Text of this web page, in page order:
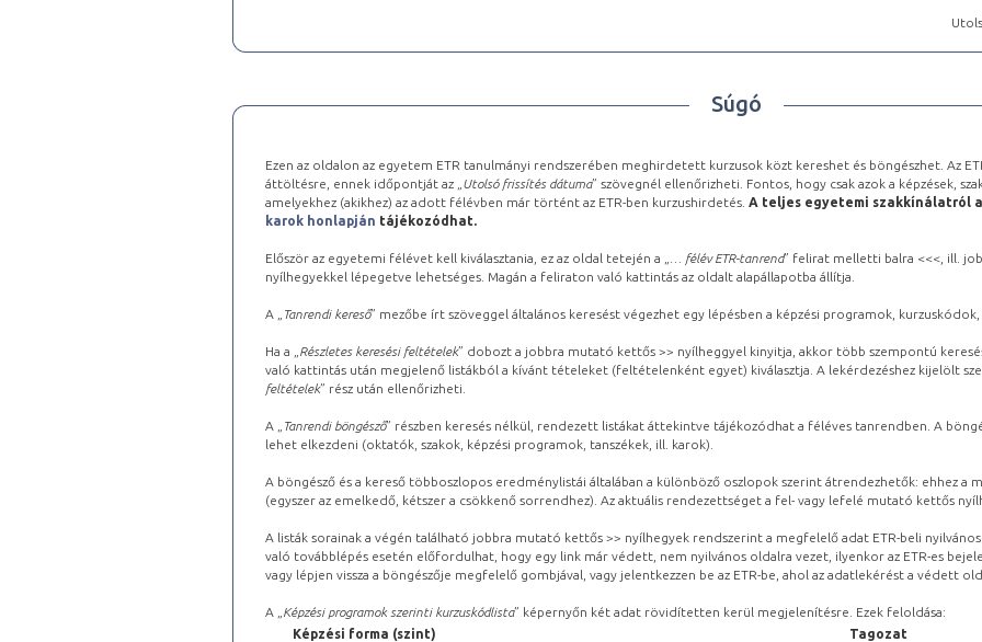
Súgó
Ezen az oldalon az egyetem ETR tanulmányi rendszerében meghirdetett kurzusok közt kereshet és böngészhet. Az
áttöltésre, ennek időpontját az „ Utolsó frissítés dátuma” szövegnél ellenőrizheti. Fontos, hogy csak azok a képzések,
amelyekhez (akikhez) az adott félévben már történt az ETR-ben kurzushirdetés. A teljes egyetemi szakkínálatról a
karok honlapján tájékozódhat.
Először az egyetemi félévet kell kiválasztania, ez az oldal tetején a „ … félév ETR-tanrend” felirat melletti balra <<<, ill.
nyílhegyekkel lépegetve lehetséges. Magán a feliraton való kattintás az oldalt alapállapotba állítja.
A „ Tanrendi kereső” mezőbe írt szöveggel általános keresést végezhet egy lépésben a képzési programok,
Ha a „ Részletes keresési feltételek” dobozt a jobbra mutató kettős >> nyílheggyel kinyitja, akkor több szempontú
való kattintás után megjelenő listákból a kívánt tételeket (feltételenként egyet) kiválasztja. A lekérdezéshez kijelölt
feltételek” rész után ellenőrizheti.
A „ Tanrendi böngésző” részben keresés nélkül, rendezett listákat áttekintve tájékozódhat a féléves tanrendben. A
lehet elkezdeni (oktatók, szakok, képzési programok, tanszékek, ill. karok).
A böngésző és a kereső többoszlopos eredménylistái általában a különböző oszlopok szerint átrendezhetők: ehhez a
(egyszer az emelkedő, kétszer a csökkenő sorrendhez). Az aktuális rendezettséget a fel- vagy lefelé mutató kettős
A listák sorainak a végén található jobbra mutató kettős >> nyílhegyek rendszerint a megfelelő adat ETR-beli
való továbblépés esetén előfordulhat, hogy egy link már védett, nem nyilvános oldalra vezet, ilyenkor az ETR-es
vagy lépjen vissza a böngészője megfelelő gombjával, vagy jelentkezzen be az ETR-be, ahol az adatlekérést a védett
A „ Képzési programok szerinti kurzuskódlista” képernyőn két adat rövidítetten kerül megjelenítésre. Ezek feloldása:
Képzési forma (szint)
Tagozat